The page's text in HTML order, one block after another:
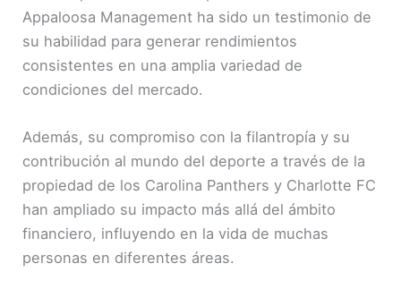
Appaloosa Management ha sido un testimonio de
su habilidad para generar rendimientos
consistentes en una amplia variedad de
condiciones del mercado.
Además, su compromiso con la filantropía y su
contribución al mundo del deporte a través de la
propiedad de los Carolina Panthers y Charlotte FC
han ampliado su impacto más allá del ámbito
financiero, influyendo en la vida de muchas
personas en diferentes áreas.